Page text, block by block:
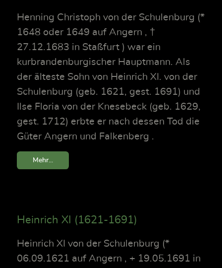
Henning Christoph von der Schulenburg (*
1648 oder 1649 auf Angern , †
27.12.1683 in Staßfurt ) war ein
kurbrandenburgischer Hauptmann. Als
der älteste Sohn von Heinrich XI. von der
Schulenburg (geb. 1621, gest. 1691) und
Ilse Floria von der Knesebeck (geb. 1629,
gest. 1712) erbte er nach dessen Tod die
Güter Angern und Falkenberg .
Mehr...
Heinrich XI (1621-1691)
Heinrich XI von der Schulenburg (*
06.09.1621 auf Angern , + 19.05.1691 in